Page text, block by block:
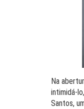
Na
intimidá-
Santos,